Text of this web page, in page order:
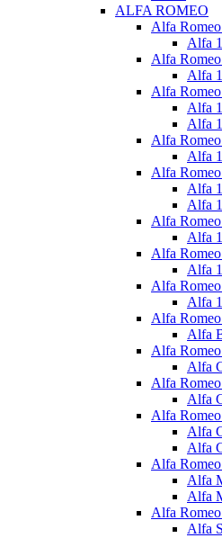
ALFA ROMEO
Alfa
Alfa
Alfa
Alfa
Alfa
Alfa
Alfa
Alfa
Alfa
Alfa
Alfa
Alfa
Alfa
Alfa
Alfa
Alfa
Alfa
Alfa
Alfa
Alfa
Alfa
Alfa
Alfa
Alfa
Alfa
Alfa
Alfa
Alfa
Alfa
Alfa
Alfa
Alfa